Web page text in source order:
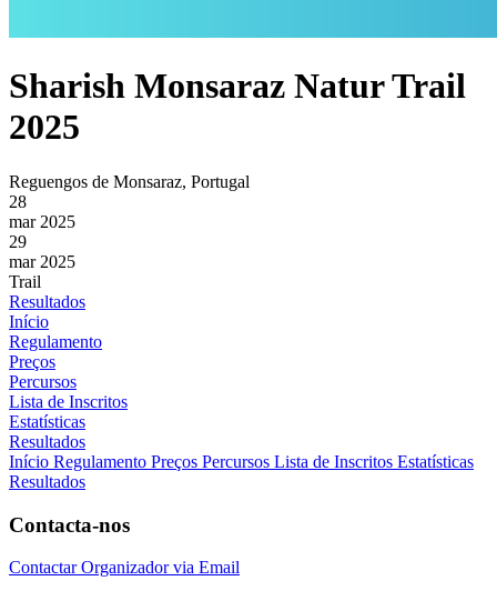
Sharish Monsaraz Natur Trail
2025
Reguengos de Monsaraz, Portugal
28
mar 2025
29
mar 2025
Trail
Resultados
Início
Regulamento
Preços
Percursos
Lista de Inscritos
Estatísticas
Resultados
Início Regulamento Preços Percursos Lista de Inscritos Estatísticas
Resultados
Contacta-nos
Contactar Organizador via Email